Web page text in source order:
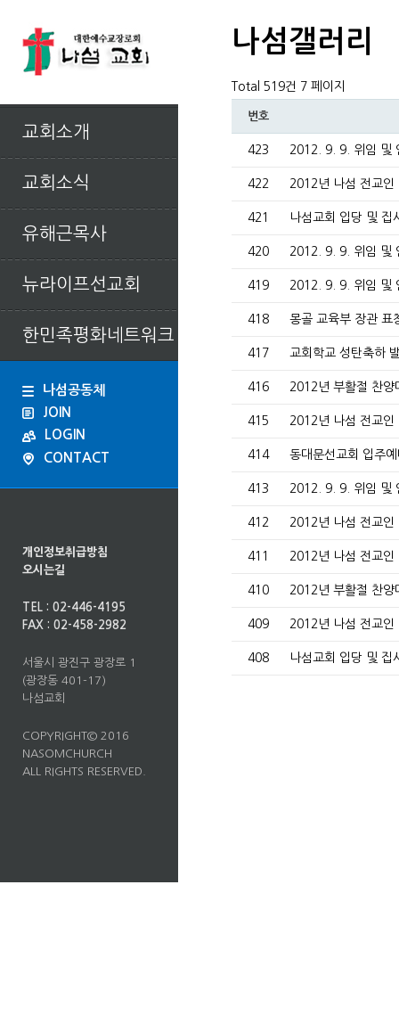
교회소개
교회소식
유해근목사
뉴라이프선교회
한민족평화네트워크
나섬공동체
JOIN
LOGIN
CONTACT
개인정보취급방침
오시는길
TEL : 02-446-4195
FAX : 02-458-2982
서울시 광진구 광장로 1
(광장동 401-17)
나섬교회
COPYRIGHT© 2016
NASOMCHURCH
ALL RIGHTS RESERVED.
나섬갤러리
Total 519건 7 페이지
번호
423 2012. 9. 9. 위임
422 2012년 나섬 전교
421 나섬교회 입당 및
420 2012. 9. 9. 위임
419 2012. 9. 9. 위임
418 몽골 교육부 장관 표
417 교회학교 성탄축하
416 2012년 부활절 찬
415 2012년 나섬 전교
414 동대문선교회 입주
413 2012. 9. 9. 위임
412 2012년 나섬 전교
411 2012년 나섬 전교
410 2012년 부활절 찬
409 2012년 나섬 전교
408 나섬교회 입당 및